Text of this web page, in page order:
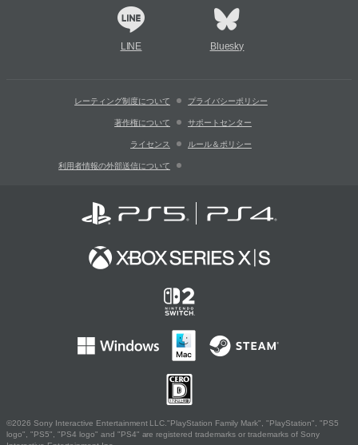
LINE Bluesky
レーティング制度について プライバシーポリシー
著作権について サポートセンター
ライセンス ルール＆ポリシー
利用者情報の外部送信について
©2026 Sony Interactive Entertainment LLC."PlayStation Family Mark", "PlayStation", "PS5
logo", "PS5", "PS4 logo" and "PS4" are registered trademarks or trademarks of Sony